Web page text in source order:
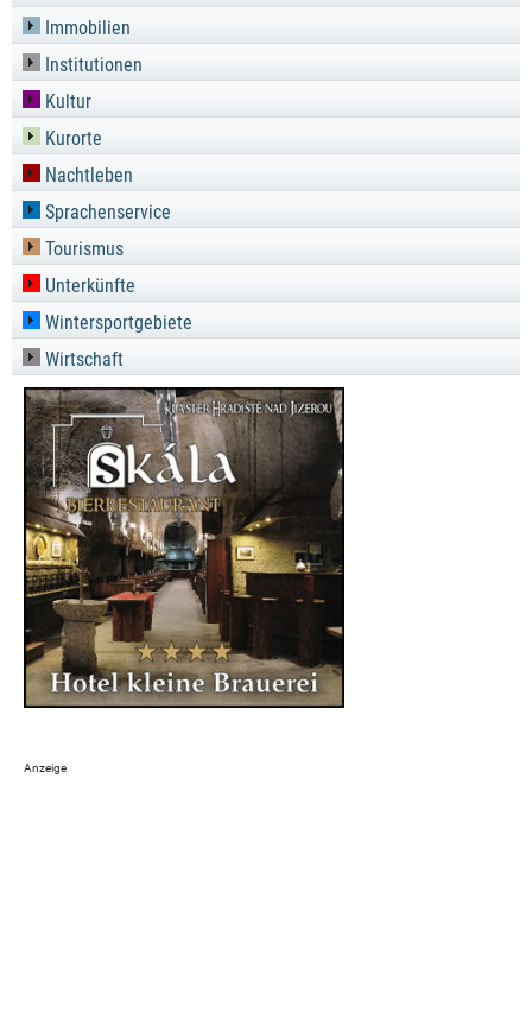
Immobilien
Institutionen
Kultur
Kurorte
Nachtleben
Sprachenservice
Tourismus
Unterkünfte
Wintersportgebiete
Wirtschaft